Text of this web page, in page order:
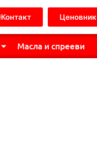
Контакт Ценовник
Масла и спрееви